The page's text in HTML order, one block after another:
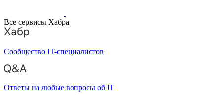
Все сервисы Хабра
Сообщество IT-специалистов
Ответы на любые вопросы об IT